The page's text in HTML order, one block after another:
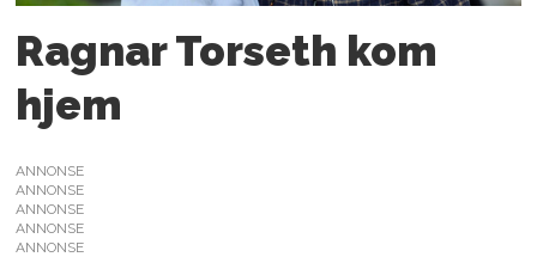
Ragnar Torseth kom
hjem
ANNONSE
ANNONSE
ANNONSE
ANNONSE
ANNONSE